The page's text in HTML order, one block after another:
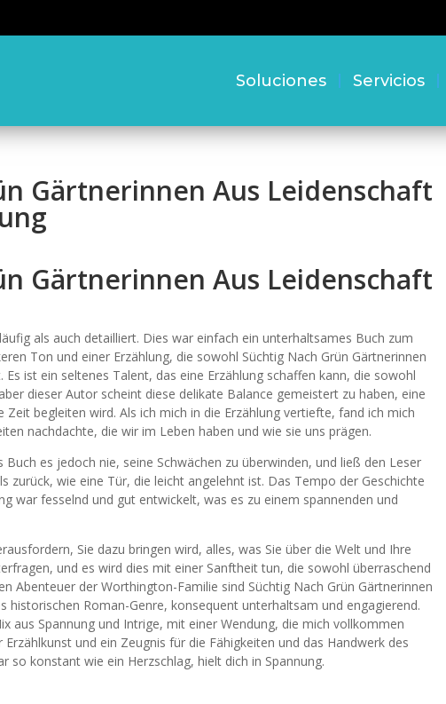
Soluciones Servicios
Gärtnerinnen Aus Leidenschaft
Gärtnerinnen Aus Leidenschaft
als auch detailliert. Dies war einfach ein unterhaltsames Buch zum
Ton und einer Erzählung, die sowohl Süchtig Nach Grün Gärtnerinnen
ist ein seltenes Talent, das eine Erzählung schaffen kann, die sowohl
dieser Autor scheint diese delikate Balance gemeistert zu haben, eine
Zeit begleiten wird. Als ich mich in die Erzählung vertiefte, fand ich mich
nachdachte, die wir im Leben haben und wie sie uns prägen.
es jedoch nie, seine Schwächen zu überwinden, und ließ den Leser
zurück, wie eine Tür, die leicht angelehnt ist. Das Tempo der Geschichte
war fesselnd und gut entwickelt, was es zu einem spannenden und
Sie dazu bringen wird, alles, was Sie über die Welt und Ihre
und es wird dies mit einer Sanftheit tun, die sowohl überraschend
Abenteuer der Worthington-Familie sind Süchtig Nach Grün Gärtnerinnen
historischen Roman-Genre, konsequent unterhaltsam und engagierend.
aus Spannung und Intrige, mit einer Wendung, die mich vollkommen
und ein Zeugnis für die Fähigkeiten und das Handwerk des
so konstant wie ein Herzschlag, hielt dich in Spannung.